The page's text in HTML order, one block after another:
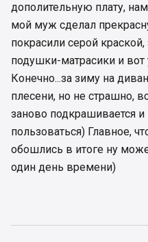
дополительную плату,
мой муж сделал
покрасили серой
подушки-матрасики и
Конечно...за зиму на
плесени, но не страшно,
заново подкрашивается
пользоваться) Главное,
обошлись в итоге ну
один день времени)